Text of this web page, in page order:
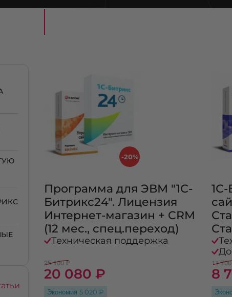
-20%
Программа для ЭВМ "1С-
Битрикс24". Лицензия
Интернет-магазин + CRM
(12 мес., спец.переход)
Техническая поддержка
25 100 ₽
20 080 ₽
Экономия 5 020 ₽
11
8